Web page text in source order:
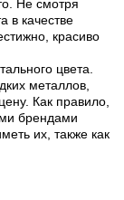
Не смотря
в качестве
красиво
цвета.
металлов,
Как правило,
брендами
их, также как